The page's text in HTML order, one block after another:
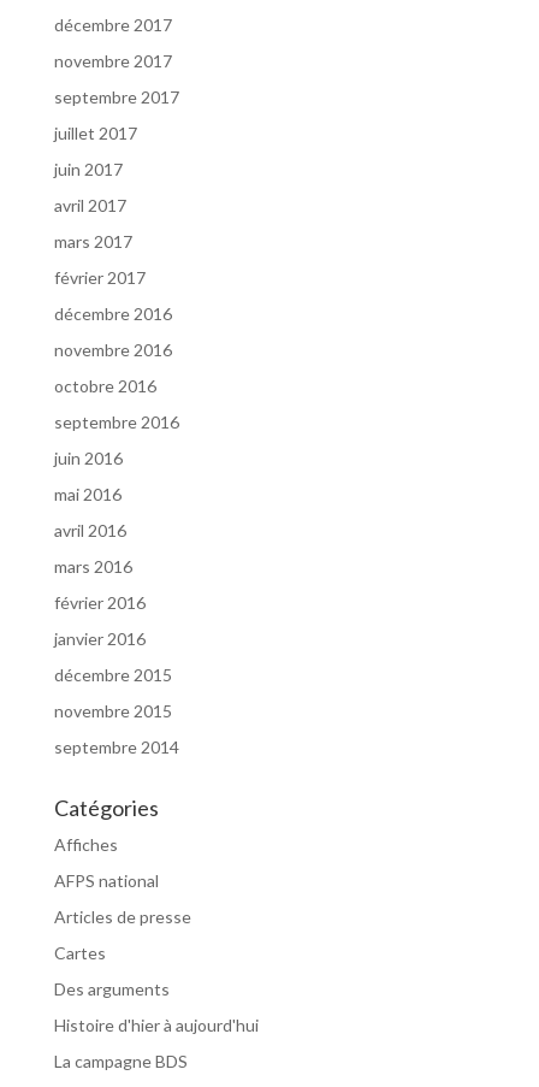
décembre 2017
novembre 2017
septembre 2017
juillet 2017
juin 2017
avril 2017
mars 2017
février 2017
décembre 2016
novembre 2016
octobre 2016
septembre 2016
juin 2016
mai 2016
avril 2016
mars 2016
février 2016
janvier 2016
décembre 2015
novembre 2015
septembre 2014
Catégories
Affiches
AFPS national
Articles de presse
Cartes
Des arguments
Histoire d'hier à aujourd'hui
La campagne BDS